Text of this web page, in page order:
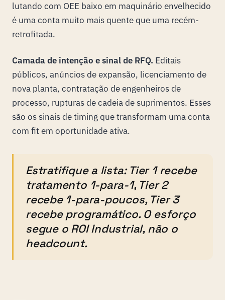
lutando com OEE baixo em maquinário envelhecido
é uma conta muito mais quente que uma recém-
retrofitada.
Camada de intenção e sinal de RFQ. Editais
públicos, anúncios de expansão, licenciamento de
nova planta, contratação de engenheiros de
processo, rupturas de cadeia de suprimentos. Esses
são os sinais de timing que transformam uma conta
com fit em oportunidade ativa.
Estratifique a lista: Tier 1 recebe
tratamento 1-para-1, Tier 2
recebe 1-para-poucos, Tier 3
recebe programático. O esforço
segue o ROI Industrial, não o
headcount.